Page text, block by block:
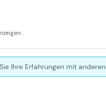
Ihre Erfahrungen mit anderen.